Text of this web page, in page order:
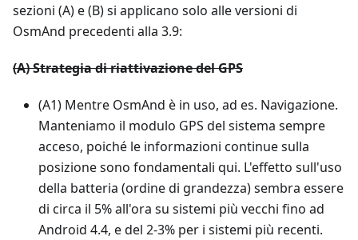
sezioni (A) e (B) si applicano solo alle versioni di
OsmAnd precedenti alla 3.9:
(A) Strategia di riattivazione del GPS
(A1) Mentre OsmAnd è in uso, ad es. Navigazione.
Manteniamo il modulo GPS del sistema sempre
acceso, poiché le informazioni continue sulla
posizione sono fondamentali qui. L'effetto sull'uso
della batteria (ordine di grandezza) sembra essere
di circa il 5% all'ora su sistemi più vecchi fino ad
Android 4.4, e del 2-3% per i sistemi più recenti.